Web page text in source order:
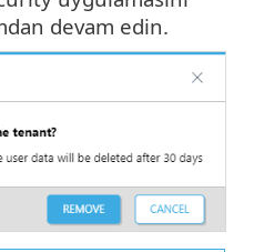
devam edin.